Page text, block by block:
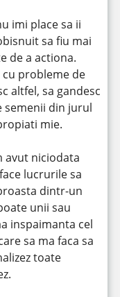
imi place sa ii
sa fiu mai
de a actiona.
probleme de
altfel, sa gandesc
semenii din jurul
mie.
avut niciodata
lucrurile sa
dintr-un
unii sau
inspaimanta cel
sa ma faca sa
toate